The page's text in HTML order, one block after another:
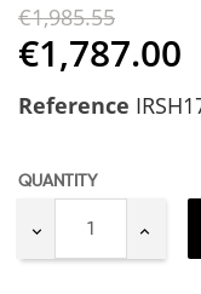
€1,985.55
€1,787.00
Reference
QUANTITY